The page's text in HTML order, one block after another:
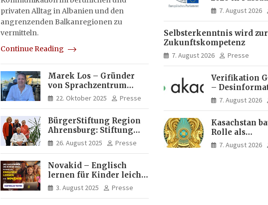
privaten Alltag in Albanien und den
angrenzenden Balkanregionen zu
vermitteln.
Continue Reading
Marek Los – Gründer
von Sprachzentrum
Moose, Moose Casa
Italia und Apartamento
Experte für Bildung und
Investitionen in
Brasilien
22. Oktober 2025 Presse
BürgerStiftung Region
Ahrensburg: Stiftung
Dietrich+Gudrun Maaß
fördert
Frauen
26. August 2025 Presse
Novakid – Englisch
lernen für Kinder leicht
gemacht
3. August 2025 Presse
Menschen
Ideen für
7. August 2026
Selbsterkenntnis wird zur
Zukunftskompetenz
7. August 2026 Presse
Verifikation
–
Fake News,
Inhalte | dpa-
7. August 2026
Kasachstan
Rolle als
zwischen
7. August 2026